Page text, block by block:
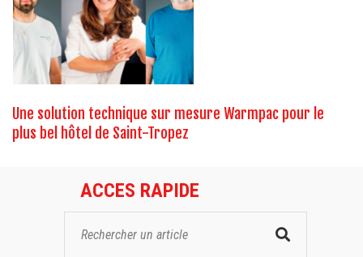
Une solution technique sur mesure Warmpac pour le
plus bel hôtel de Saint-Tropez
ACCES RAPIDE